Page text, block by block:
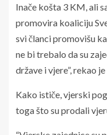
Inače košta 3 KM, ali
promovira koaliciju
svi članci promovišu
ne bi trebalo da su
države i vjere”, rekao
Kako ističe, vjerski
toga što su prodali